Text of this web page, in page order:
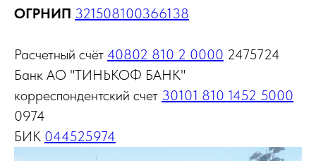
ОГРНИП 321508100366138
Расчетный счёт 40802 810 2 0000 2475724
Банк АО "ТИНЬКОФ БАНК"
корреспондентский счет 30101 810 1452 5000
0974
БИК 044525974